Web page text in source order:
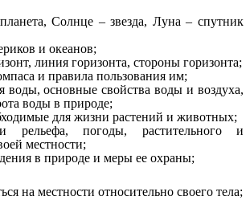
Солнце – звезда, Луна – спутник
и океанов;
линия горизонта, стороны горизонта;
и правила пользования им;
воды, основные свойства воды и воздуха,
воды в природе;
для жизни растений и животных;
рельефа, погоды, растительного и
местности;
в природе и меры ее охраны;
на местности относительно своего тела;